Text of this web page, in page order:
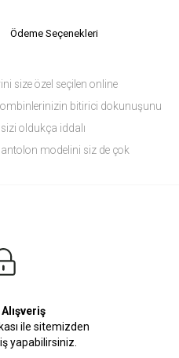
Ödeme Seçenekleri
size özel seçilen online
bitirici dokunuşunu
oldukça iddalı
modelini siz de çok
ile sitemizden
yapabilirsiniz.